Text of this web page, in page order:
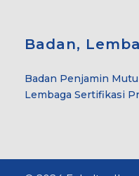
Badan,
Badan Penjamin Mutu
Lembaga Sertifikasi